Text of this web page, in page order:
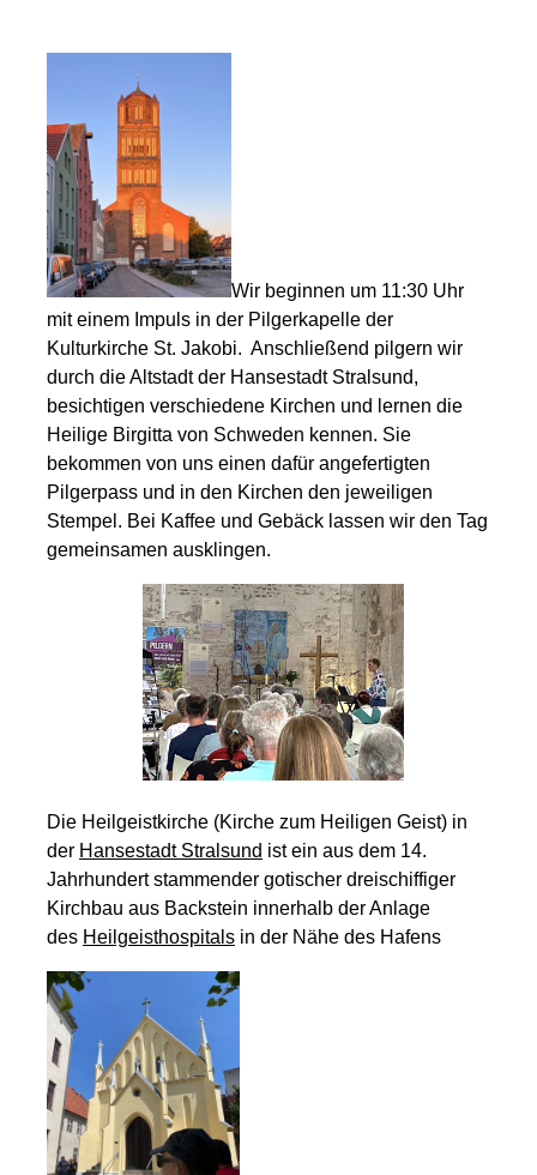
Wir beginnen um 11:30 Uhr
mit einem Impuls in der Pilgerkapelle der
Kulturkirche St. Jakobi. Anschließend pilgern wir
durch die Altstadt der Hansestadt Stralsund,
besichtigen verschiedene Kirchen und lernen die
Heilige Birgitta von Schweden kennen. Sie
bekommen von uns einen dafür angefertigten
Pilgerpass und in den Kirchen den jeweiligen
Stempel. Bei Kaffee und Gebäck lassen wir den Tag
gemeinsamen ausklingen.
Die Heilgeistkirche (Kirche zum Heiligen Geist) in
der Hansestadt Stralsund ist ein aus dem 14.
Jahrhundert stammender gotischer dreischiffiger
Kirchbau aus Backstein innerhalb der Anlage
des Heilgeisthospitals in der Nähe des Hafens